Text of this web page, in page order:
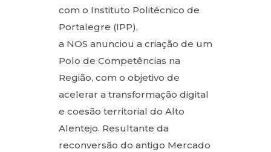
com o Instituto Politécnico de
Portalegre (IPP),
a NOS anunciou a criação de um
Polo de Competências na
Região, com o objetivo de
acelerar a transformação digital
e coesão territorial do Alto
Alentejo. Resultante da
reconversão do antigo Mercado